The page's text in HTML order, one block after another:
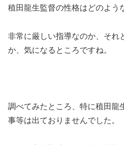
稙田龍生監督の性格はどのよう
非常に厳しい指導なのか、それ
か、気になるところですね。
調べてみたところ、特に稙田龍
事等は出ておりませんでした。